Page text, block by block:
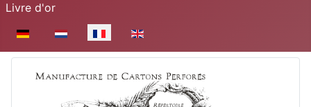
Livre d'or
Sélectionnez votre langue